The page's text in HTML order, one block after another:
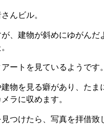
んビル。
、建物が斜めにゆがんだ
ートを見ているようです。
物を見る癖があり、たま
ラに収めます。
つけたら、写真を拝借致